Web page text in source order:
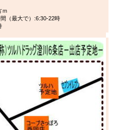
ｍ
（最大で）:6:30-22時